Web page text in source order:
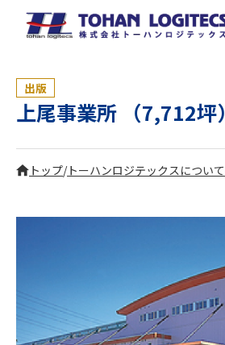
出版
上尾事業所 （7,712坪）
トップ/トーハンロジテックスについて